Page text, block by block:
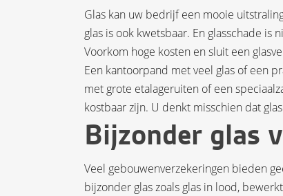
Glas kan uw bedrijf een mooie
glas is ook kwetsbaar. En glasschade
Voorkom hoge kosten en sluit een
Een kantoorpand met veel glas of een
met grote etalageruiten of een
kostbaar zijn. U denkt misschien dat
Bijzonder glas
Veel gebouwenverzekeringen bieden
bijzonder glas zoals glas in lood,